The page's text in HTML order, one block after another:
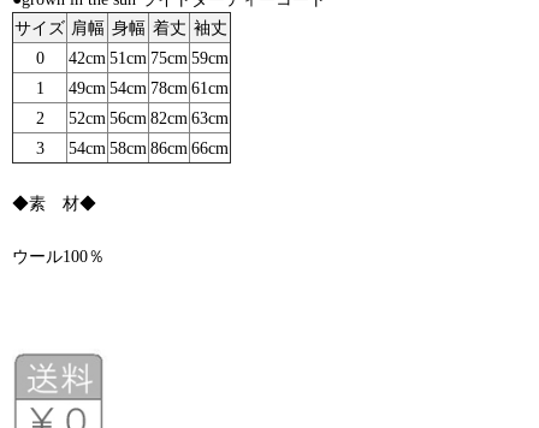
サイズ 肩幅 身幅 着丈 袖丈
0
42cm51cm 75cm59cm
1
49cm54cm 78cm61cm
2
52cm56cm82cm63cm
3
54cm58cm86cm66cm
◆素 材◆
ウール100％